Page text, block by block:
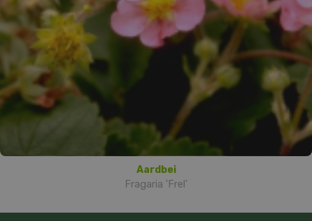
Aardbei
Fragaria 'Frel'